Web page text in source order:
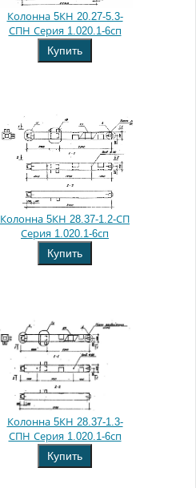
Колонна 5КН 20.27-5.3-
СПН Серия 1.020.1-6сп
Купить
Колонна 5КН 28.37-1.2-СП
Серия 1.020.1-6сп
Купить
Колонна 5КН 28.37-1.3-
СПН Серия 1.020.1-6сп
Купить